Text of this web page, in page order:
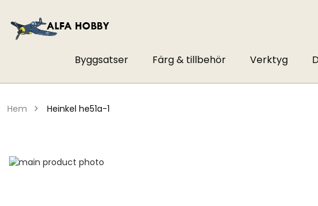
Byggsatser Färg & tillbehör Verktyg
hem heinkel he51a-1
Hoppa